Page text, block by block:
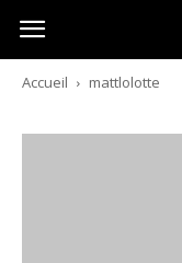
Australia-
australie.com
Accueil mattlolotte